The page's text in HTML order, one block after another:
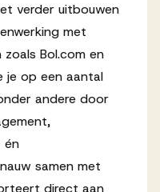
verder uitbouwen
met
Bol.com en
je op een aantal
andere door
én
samen met
direct aan